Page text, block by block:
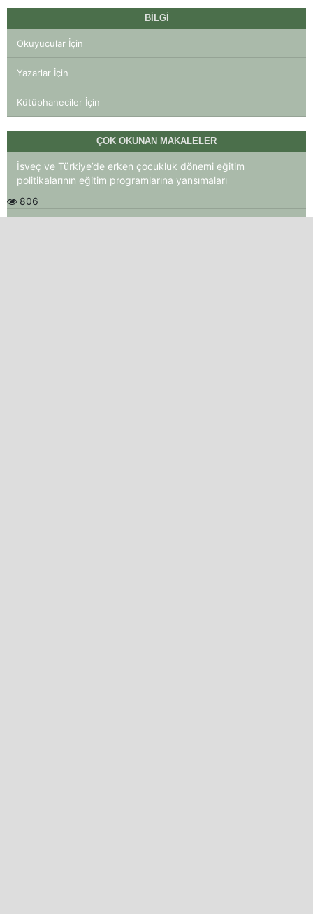
BILGI
Okuyucular İçin
Yazarlar İçin
Kütüphaneciler İçin
ÇOK OKUNAN MAKALELER
İsveç ve Türkiye’de erken çocukluk dönemi eğitim
politikalarının eğitim programlarına yansımaları
806